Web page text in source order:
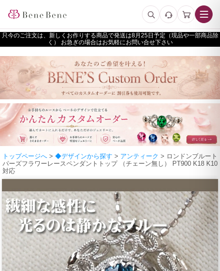
只今のご注文は、新しくお作りする商品で発送は
予定（現品や一部商品除
く） お急ぎの場合はお気軽にお問い合せ下さい
トップページへ > ◆デザインから探す > アンティーク > ロンドンブルート
パーズフラワーレースペンダントトップ （チェーン無し） PT900 K18 K10
対応